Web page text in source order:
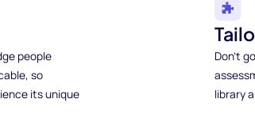
people
so
its unique
Don't
library